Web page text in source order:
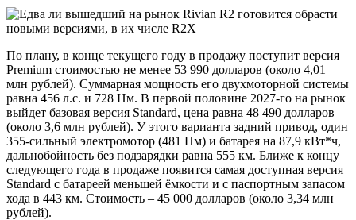
По плану, в конце текущего году в продажу поступит версия
Premium стоимостью не менее 53 990 долларов (около 4,01
млн рублей). Суммарная мощность его двухмоторной системы
равна 456 л.с. и 728 Нм. В первой половине 2027-го на рынок
выйдет базовая версия Standard, цена равна 48 490 долларов
(около 3,6 млн рублей). У этого варианта задний привод, один
355-сильный электромотор (481 Нм) и батарея на 87,9 кВт*ч,
дальнобойность без подзарядки равна 555 км. Ближе к концу
следующего года в продаже появится самая доступная версия
Standard с батареей меньшей ёмкости и с паспортным запасом
хода в 443 км. Стоимость – 45 000 долларов (около 3,34 млн
рублей).